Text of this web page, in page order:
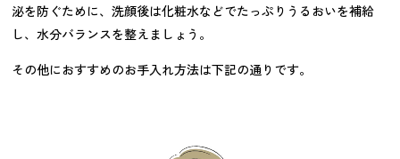
泌を防ぐために、洗顔後は化粧水などでたっぷりうるおいを補給
し、水分バランスを整えましょう。
その他におすすめのお手入れ方法は下記の通りです。